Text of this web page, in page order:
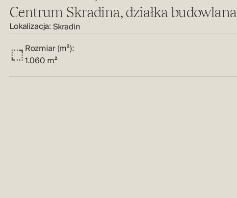
Centrum Skradina, działka budowlana
Lokalizacja:Skradin
Rozmiar (m²):
1.060 m²